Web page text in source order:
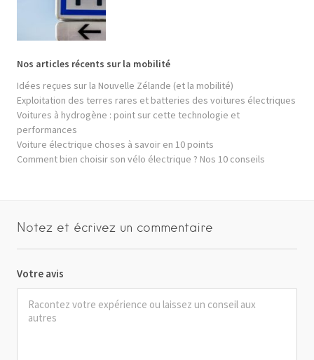
Nos articles récents sur la mobilité
Idées reçues sur la Nouvelle Zélande (et la mobilité)
Exploitation des terres rares et batteries des voitures électriques
Voitures à hydrogène : point sur cette technologie et
performances
Voiture électrique choses à savoir en 10 points
Comment bien choisir son vélo électrique ? Nos 10 conseils
Notez et écrivez un commentaire
Votre avis